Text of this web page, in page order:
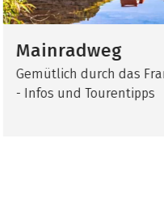
Mainradweg
Gemütlich durch das
- Infos und Tourentipps